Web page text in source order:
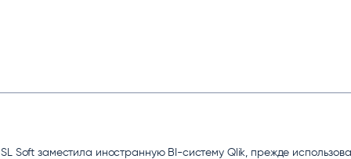
Soft заместила иностранную BI-систему Qlik, прежде